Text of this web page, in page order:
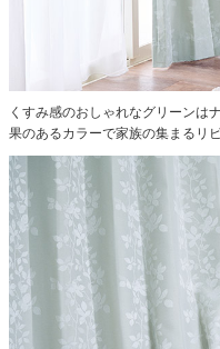
くすみ感のおしゃれなグリーンは
果のあるカラーで家族の集まるリ